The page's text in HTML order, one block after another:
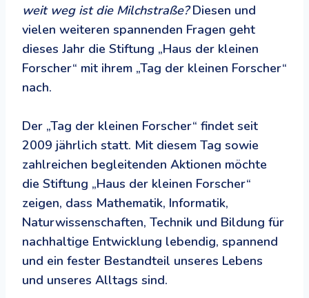
weit weg ist die Milchstraße?Diesen und
vielen weiteren spannenden Fragen geht
dieses Jahr die Stiftung „Haus der kleinen
Forscher“ mit ihrem „Tag der kleinen Forscher“
nach.
Der „Tag der kleinen Forscher“ findet seit
2009 jährlich statt. Mit diesem Tag sowie
zahlreichen begleitenden Aktionen möchte
die Stiftung „Haus der kleinen Forscher“
zeigen, dass Mathematik, Informatik,
Naturwissenschaften, Technik und Bildung für
nachhaltige Entwicklung lebendig, spannend
und ein fester Bestandteil unseres Lebens
und unseres Alltags sind.